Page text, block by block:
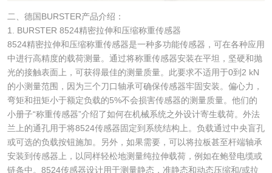
二、德国BURSTER产品介绍：
1. BURSTER 8524精密拉伸和压缩称重传感器
8524精密拉伸和压缩称重传感器是一种多功能传感器，可在各种应用
中进行高精度的载荷测量。通过将称重传感器安装在平坦，坚硬和抛
光的接触表面上，可获得最佳的测量质量。此要求不适用于0到2 kN
的小测量范围，因为三个刀口轴承可确保传感器牢固安装。偏心力，
弯矩和扭矩小于额定负载的5%不会损害传感器的测量质量。他们的
小册子“称重传感器”介绍了如何在机械系统之外设计寄生载荷。外法
兰上的通孔用于将8524传感器固定到系统结构上。负载通过中央盲孔
或可选的负载按钮施加。另外，如果需要，可以将拉板甚至杆端轴承
安装到传感器上，以同样轻松地测量纯拉伸载荷，例如在鲍登电缆或
链条中。8524传感器设计用于测量静态，准静态和动态压缩和/或拉